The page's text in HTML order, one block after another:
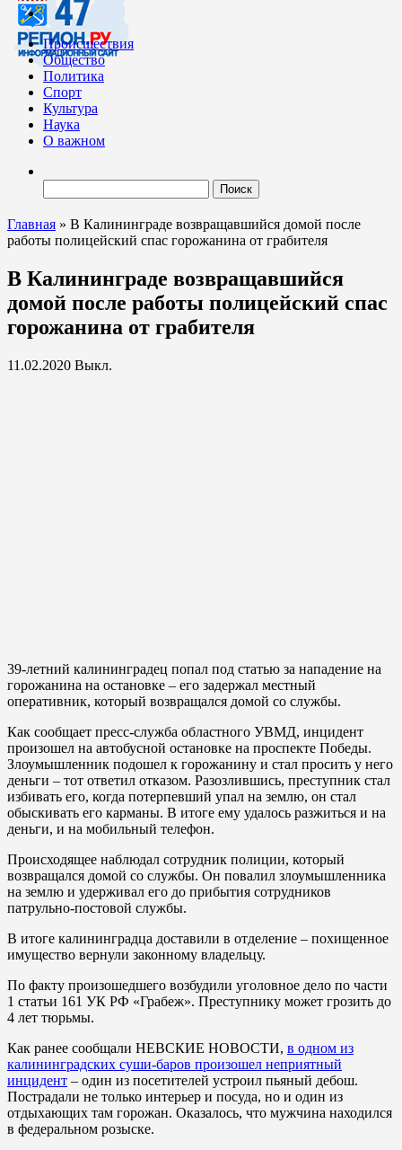
Происшествия
Общество
Политика
Спорт
Культура
Наука
О важном
Главная » В Калининграде возвращавшийся домой после
работы полицейский спас горожанина от грабителя
В Калининграде возвращавшийся
домой после работы полицейский спас
горожанина от грабителя
11.02.2020 Выкл.
39-летний калининградец попал под статью за нападение на
горожанина на остановке – его задержал местный
оперативник, который возвращался домой со службы.
Как сообщает пресс-служба областного УВМД, инцидент
произошел на автобусной остановке на проспекте Победы.
Злоумышленник подошел к горожанину и стал просить у него
деньги – тот ответил отказом. Разозлившись, преступник стал
избивать его, когда потерпевший упал на землю, он стал
обыскивать его карманы. В итоге ему удалось разжиться и на
деньги, и на мобильный телефон.
Происходящее наблюдал сотрудник полиции, который
возвращался домой со службы. Он повалил злоумышленника
на землю и удерживал его до прибытия сотрудников
патрульно-постовой службы.
В итоге калининградца доставили в отделение – похищенное
имущество вернули законному владельцу.
По факту произошедшего возбудили уголовное дело по части
1 статьи 161 УК РФ «Грабеж». Преступнику может грозить до
4 лет тюрьмы.
Как ранее сообщали НЕВСКИЕ НОВОСТИ, в одном из
калининградских суши-баров произошел неприятный
инцидент – один из посетителей устроил пьяный дебош.
Пострадали не только интерьер и посуда, но и один из
отдыхающих там горожан. Оказалось, что мужчина находился
в федеральном розыске.